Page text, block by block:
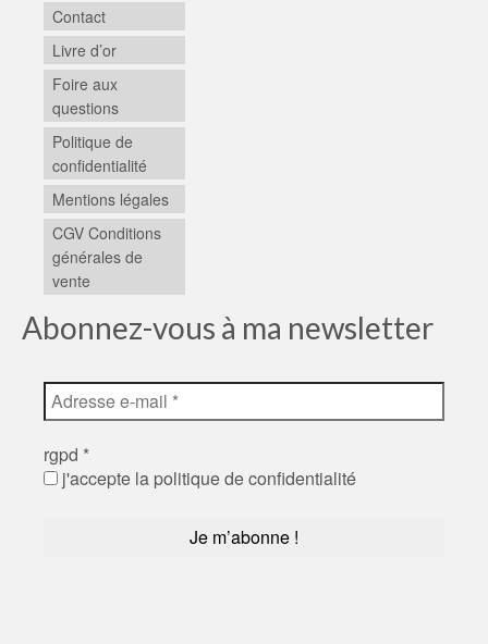
Contact
Livre d’or
Foire aux
questions
Politique de
confidentialité
Mentions légales
CGV Conditions
générales de
vente
Abonnez-vous à ma newsletter
rgpd *
j'accepte la politique de confidentialité